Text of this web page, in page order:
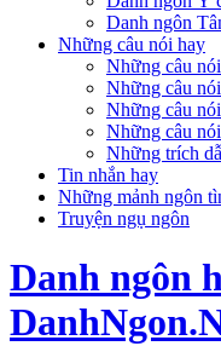
Danh ngôn
Những câu nói hay
Những câu
Những câu
Những câu
Những câu
Những trích
Tin nhắn hay
Những mảnh ngôn
Truyện ngụ ngôn
Danh ngôn